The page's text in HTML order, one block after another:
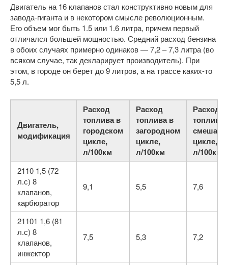
Двигатель на 16 клапанов стал конструктивно новым для
завода-гиганта и в некотором смысле революционным.
Его объем мог быть 1.5 или 1.6 литра, причем первый
отличался большей мощностью. Средний расход бензина
в обоих случаях примерно одинаков — 7,2 – 7,3 литра (во
всяком случае, так декларирует производитель). При
этом, в городе он берет до 9 литров, а на трассе каких-то
5,5 л.
Двигатель,
модификация
Расход
топлива в
городском
цикле,
л/100км
Расход
топлива в
загородном
цикле,
л/100км
Расход
топлива
цикле,
л/100км
2110 1,5 (72
л.с) 8
клапанов,
карбюратор
9,1 5,5 7,6
21101 1,6 (81
л.с) 8
клапанов,
инжектор
7,5 5,3 7,2